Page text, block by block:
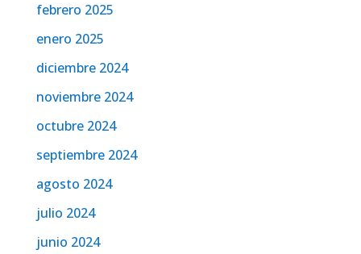
febrero 2025
enero 2025
diciembre 2024
noviembre 2024
octubre 2024
septiembre 2024
agosto 2024
julio 2024
junio 2024